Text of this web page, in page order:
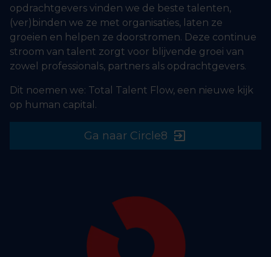
opdrachtgevers vinden we de beste talenten,
(ver)binden we ze met organisaties, laten ze
groeien en helpen ze doorstromen. Deze continue
stroom van talent zorgt voor blijvende groei van
zowel professionals, partners als opdrachtgevers.
Dit noemen we: Total Talent Flow, een nieuwe kijk
op human capital.
Ga naar Circle8